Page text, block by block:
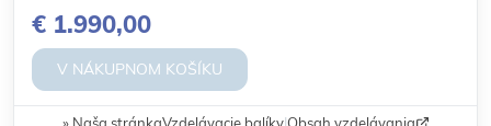
€ 1.990,00
V NÁKUPNOM KOŠÍKU
Naša stránkaVzdelávacie balíky|Obsah vzdelávania